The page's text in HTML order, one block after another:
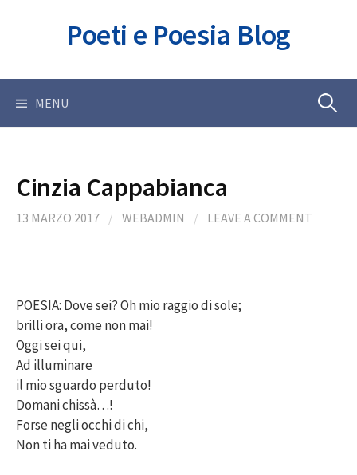
Poeti e Poesia Blog
MENU Ricerca
Cinzia Cappabianca
13 MARZO 2017 / WEBADMIN / LEAVE A COMMENT
POESIA: Dove sei? Oh mio raggio di sole;
brilli ora, come non mai!
Oggi sei qui,
Ad illuminare
il mio sguardo perduto!
Domani chissà…!
Forse negli occhi di chi,
Non ti ha mai veduto.